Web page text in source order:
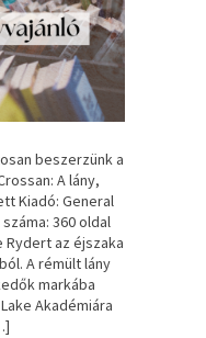
beszerzünk a
A ​lány,
Kiadó: General
360 oldal
Rydert az éjszaka
A rémült lány
markába
Akadémiára